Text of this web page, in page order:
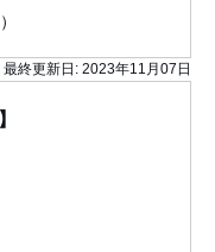
最終更新日: 2023年11月07日